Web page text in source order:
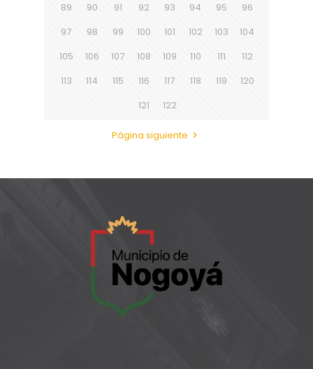
89
90 91 92 93 94 95
96
97
98 99 100 101 102 103
104
105
106 107 108 109 110 111
112
113
114 115 116 117 118 119
120
121
122
Página siguiente